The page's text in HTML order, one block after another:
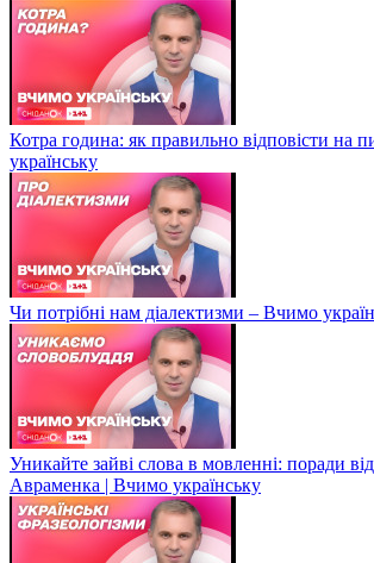
Котра година: як правильно відповісти на
українську
Чи потрібні нам діалектизми – Вчимо
Уникайте зайві слова в мовленні: поради
Авраменка | Вчимо українську